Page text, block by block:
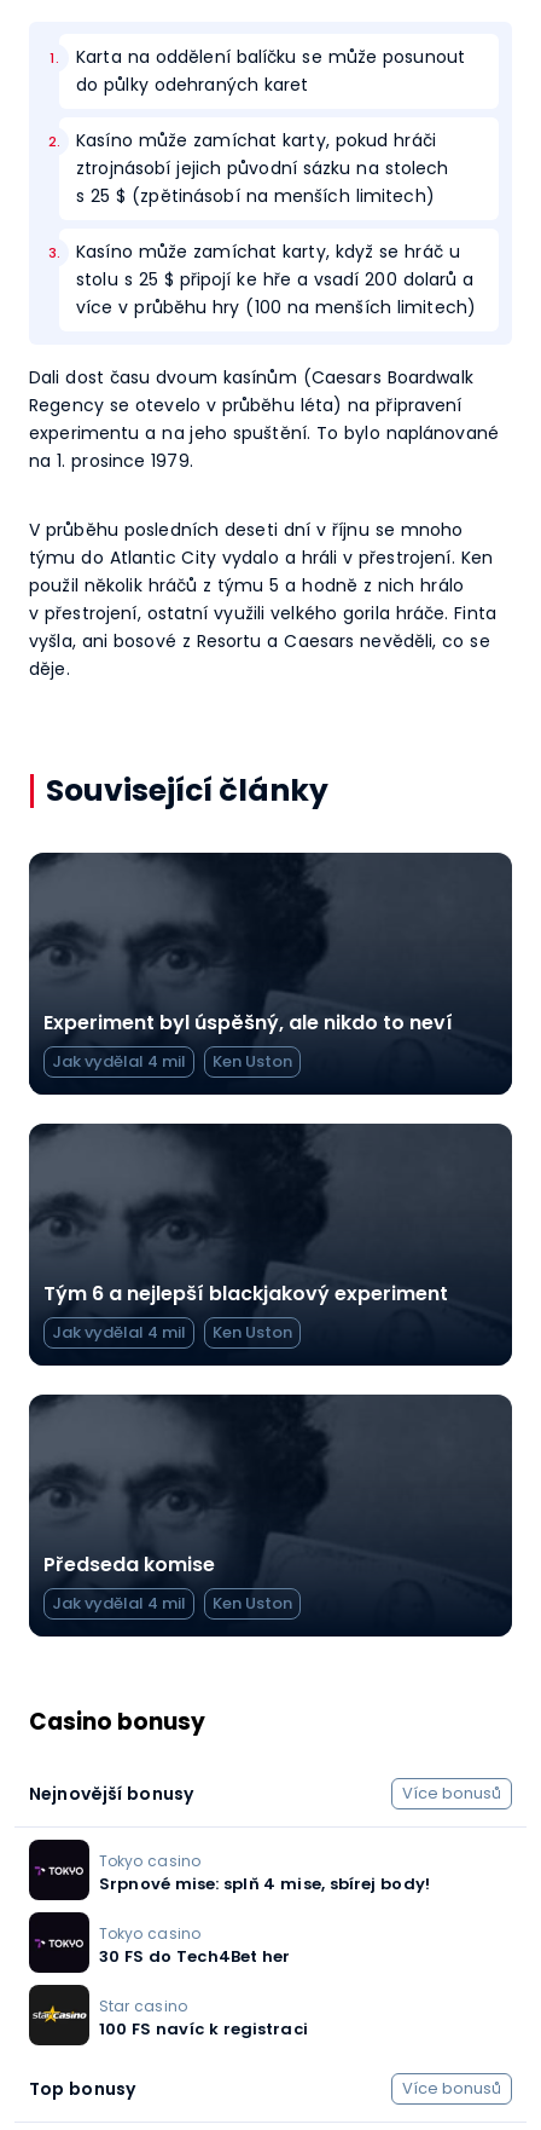
Karta na oddělení balíčku se může posunout
do půlky odehraných karet
Kasíno může zamíchat karty, pokud hráči
ztrojnásobí jejich původní sázku na stolech
s 25 $ (zpětinásobí na menších limitech)
Kasíno může zamíchat karty, když se hráč u
stolu s 25 $ připojí ke hře a vsadí 200 dolarů a
více v průběhu hry (100 na menších limitech)
Dali dost času dvoum kasínům (Caesars Boardwalk
Regency se otevelo v průběhu léta) na připravení
experimentu a na jeho spuštění. To bylo naplánované
na 1. prosince 1979.
V průběhu posledních deseti dní v říjnu se mnoho
týmu do Atlantic City vydalo a hráli v přestrojení. Ken
použil několik hráčů z týmu 5 a hodně z nich hrálo
v přestrojení, ostatní využili velkého gorila hráče. Finta
vyšla, ani bosové z Resortu a Caesars nevěděli, co se
děje.
Související články
Experiment byl úspěšný, ale nikdo to neví
Jak vydělal 4 mil Ken Uston
Tým 6 a nejlepší blackjakový experiment
Jak vydělal 4 mil Ken Uston
Předseda komise
Jak vydělal 4 mil Ken Uston
Casino bonusy
Nejnovější bonusy Více bonusů
Tokyo casino
Srpnové mise: splň 4 mise, sbírej body!
Tokyo casino
30 FS do Tech4Bet her
Star casino
100 FS navíc k registraci
Top bonusy Více bonusů